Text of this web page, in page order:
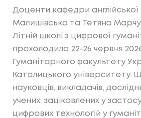
Доценти кафедри англійської
Малишівська та Тетяна
Літній школі з цифрової
прохолодила 22-26 червня
Гуманітарного факультету
Католицького університету.
науковців, викладачів,
учених, зацікавлених у
цифрових технологій у